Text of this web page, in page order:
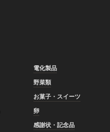
電化製品
野菜類
お菓子・スイーツ
卵
感謝状・記念品